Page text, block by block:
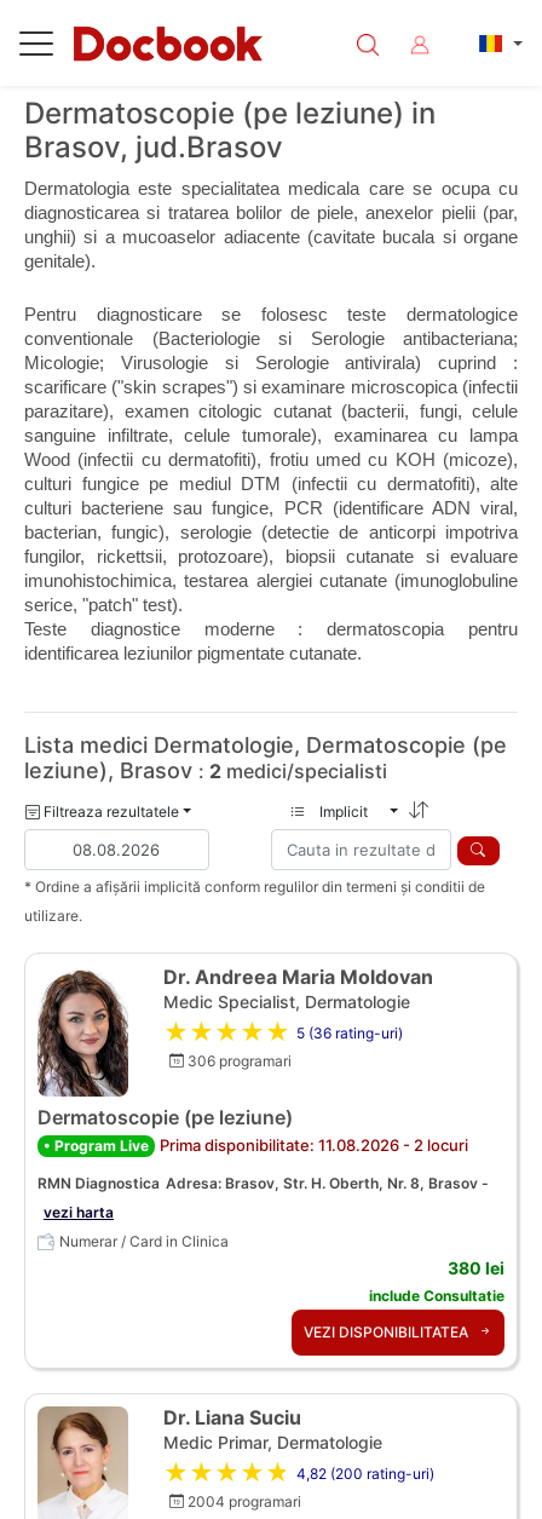
Dermatoscopie (pe leziune) in
Brasov, jud.Brasov
Dermatologia este specialitatea medicala care se ocupa cu
diagnosticarea si tratarea bolilor de piele, anexelor pielii (par,
unghii) si a mucoaselor adiacente (cavitate bucala si organe
genitale).
Pentru diagnosticare se folosesc teste dermatologice
conventionale (Bacteriologie si Serologie antibacteriana;
Micologie; Virusologie si Serologie antivirala) cuprind :
scarificare ("skin scrapes") si examinare microscopica (infectii
parazitare), examen citologic cutanat (bacterii, fungi, celule
sanguine infiltrate, celule tumorale), examinarea cu lampa
Wood (infectii cu dermatofiti), frotiu umed cu KOH (micoze),
culturi fungice pe mediul DTM (infectii cu dermatofiti), alte
culturi bacteriene sau fungice, PCR (identificare ADN viral,
bacterian, fungic), serologie (detectie de anticorpi impotriva
fungilor, rickettsii, protozoare), biopsii cutanate si evaluare
imunohistochimica, testarea alergiei cutanate (imunoglobuline
serice, "patch" test).
Teste diagnostice moderne : dermatoscopia pentru
identificarea leziunilor pigmentate cutanate.
Lista medici Dermatologie, Dermatoscopie (pe
leziune), Brasov : 2 medici/specialisti
Filtreaza rezultatele Implicit
* Ordine a afișării implicită conform regulilor din termeni și conditii de
utilizare.
Dr. Andreea Maria Moldovan
Medic Specialist, Dermatologie
★★★★★ 5 (36 rating-uri)
306 programari
Dermatoscopie (pe leziune)
• Program Live Prima disponibilitate: 11.08.2026 - 2 locuri
RMN Diagnostica Adresa: Brasov, Str. H. Oberth, Nr. 8, Brasov -
vezi harta
Numerar / Card in Clinica
380 lei
include Consultatie
VEZI DISPONIBILITATEA
Dr. Liana Suciu
Medic Primar, Dermatologie
★★★★★ 4,82 (200 rating-uri)
2004 programari